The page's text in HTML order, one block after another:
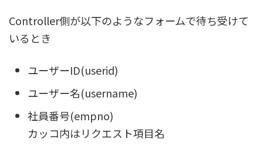
Controller側が以下のようなフォームで待ち受けて
いるとき
ユーザーID(userid)
ユーザー名(username)
社員番号(empno)
カッコ内はリクエスト項目名